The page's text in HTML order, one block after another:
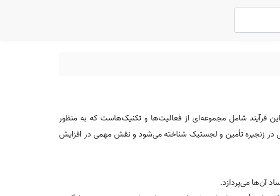
این فرآیند شامل مجموعه‌ای از فعالیت‌ها و تکنیک‌هاست که به منظور
در زنجیره تأمین و لجستیک شناخته می‌شود و نقش مهمی در افزایش
آن‌ها می‌پردازد.